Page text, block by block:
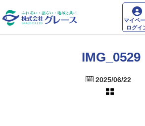
マイペ
ログイ
ホーム 最新情報 IMG_0529
IMG_0529
2025/06/22